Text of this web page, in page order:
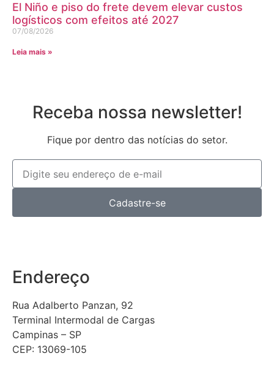
El Niño e piso do frete devem elevar custos
logísticos com efeitos até 2027
07/08/2026
Leia mais »
Receba nossa newsletter!
Fique por dentro das notícias do setor.
Cadastre-se
Endereço
Rua Adalberto Panzan, 92
Terminal Intermodal de Cargas
Campinas – SP
CEP: 13069-105